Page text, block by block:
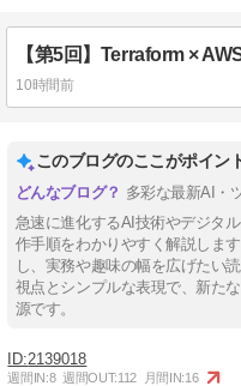
10時間前
このブログのここがポイン
多彩な最新AI・
急速に進化するAI技術やデジタ
作手順をわかりやすく解説しま
し、実務や趣味の幅を広げたい
視点とシンプルな表現で、新た
源です。
2139018
週間IN:8 週間OUT:112 月間IN:16